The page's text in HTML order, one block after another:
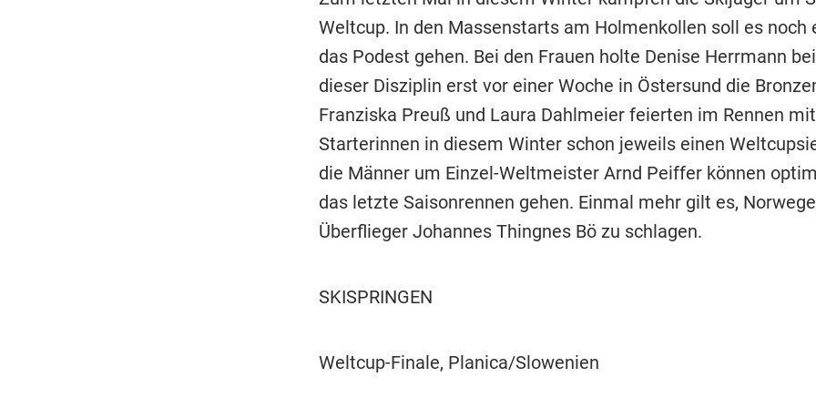
Weltcup. In den Massenstarts am Holmenkollen soll es noch
das Podest gehen. Bei den Frauen holte Denise Herrmann
dieser Disziplin erst vor einer Woche in Östersund die
Franziska Preuß und Laura Dahlmeier feierten im Rennen
Starterinnen in diesem Winter schon jeweils einen
die Männer um Einzel-Weltmeister Arnd Peiffer können
das letzte Saisonrennen gehen. Einmal mehr gilt es,
Überflieger Johannes Thingnes Bö zu schlagen.
SKISPRINGEN
Weltcup-Finale, Planica/Slowenien